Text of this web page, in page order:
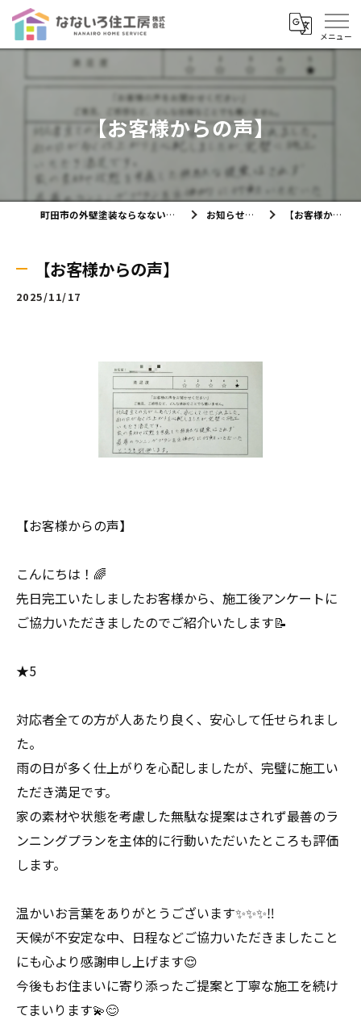
【お客様からの声】
町田市の外壁塗装ならなないろ住工房株式会社 お知らせ・ブログ 【お客様からの声】
【お客様からの声】
2025/11/17
【お客様からの声】
こんにちは！🌈
先日完工いたしましたお客様から、施工後アンケートに
ご協力いただきましたのでご紹介いたします📝
★5
対応者全ての方が人あたり良く、安心して任せられまし
た。
雨の日が多く仕上がりを心配しましたが、完璧に施工い
ただき満足です。
家の素材や状態を考慮した無駄な提案はされず最善のラ
ンニングプランを主体的に行動いただいたところも評価
します。
温かいお言葉をありがとうございます✨✨✨‼️
天候が不安定な中、日程などご協力いただきましたこと
にも心より感謝申し上げます😌
今後もお住まいに寄り添ったご提案と丁寧な施工を続け
てまいります💫😊